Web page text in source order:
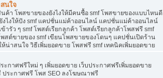
นใจ
ค้า โพสขายของยังไงให้มีคนซื้อ smf โพสขายของแบบไหนดี
ไงให้ปัง smf แคปชั่นแม่ค้าออนไลน์ แคปชั่นแม่ค้าออนไลน์
ารัว ๆ smf โพสต์เรียกลูกค้า โพสต์เรียกลูกค้าโพสฟรี smf
สต์ขายของ smf เขียนโพสขายของโดนๆ แคปชั่นเปิดร้าน
น่าสนใจ วิธีเพิ่มยอดขาย โพสฟรี smf เทคนิคเพิ่มยอดขาย
ะกาศฟรีใหม่ ๆ เพิ่มยอดขาย เว็บประกาศฟรีเพิ่มยอดขาย
ประกาศฟรี โพส SEO ลงโฆษณาฟรี